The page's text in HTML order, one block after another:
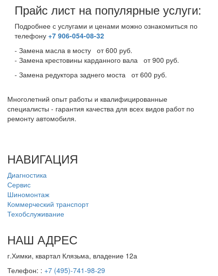
Прайс лист на популярные услуги:
Подробнее с услугами и ценами можно ознакомиться по
телефону +7 906-054-08-32
- Замена масла в мосту от 600 руб.
- Замена крестовины карданного вала
от 900 руб.
- Замена редуктора заднего моста
от 600 руб.
Многолетний опыт работы и квалифицированные
специалисты - гарантия качества для всех видов работ по
ремонту автомобиля.
НАВИГАЦИЯ
Диагностика
Сервис
Шиномонтаж
Коммерческий транспорт
Техобслуживание
НАШ АДРЕС
г.Химки, квартал Клязьма, владение 12а
Телефон: : +7 (495)-741-98-29